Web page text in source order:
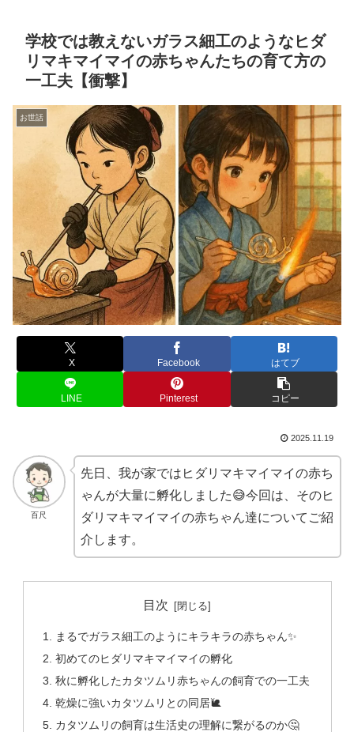
学校では教えないガラス細工のようなヒダ
リマキマイマイの赤ちゃんたちの育て方の
一工夫【衝撃】
お世話
X Facebook はてブ
LINE Pinterest コピー
2025.11.19
百尺
先日、我が家ではヒダリマキマイマイの赤ち
ゃんが大量に孵化しました😅今回は、そのヒ
ダリマキマイマイの赤ちゃん達についてご紹
介します。
目次
まるでガラス細工のようにキラキラの赤ちゃん✨
初めてのヒダリマキマイマイの孵化
秋に孵化したカタツムリ赤ちゃんの飼育での一工夫
乾燥に強いカタツムリとの同居🐌
カタツムリの飼育は生活史の理解に繋がるのか🤔